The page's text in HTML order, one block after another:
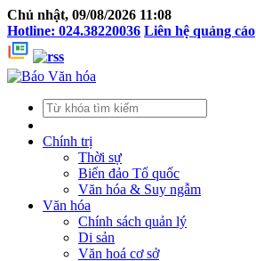
Chủ nhật, 09/08/2026 11:08
Hotline: 024.38220036 Liên hệ quảng cáo
Chính trị
Thời sự
Biển đảo Tổ quốc
Văn hóa & Suy ngẫm
Văn hóa
Chính sách quản lý
Di sản
Văn hoá cơ sở